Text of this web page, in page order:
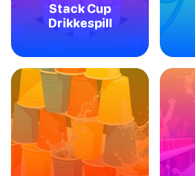
Stack Cup
Drikkespill